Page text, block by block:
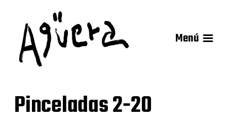
Menú
Pinceladas 2-20